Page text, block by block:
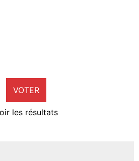
VOTER
les résultats